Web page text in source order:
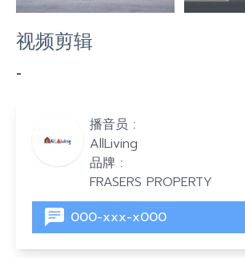
视频剪辑
-
播音员 :
AllLiving
品牌 :
FRASERS PROPERTY
000-xxx-x000